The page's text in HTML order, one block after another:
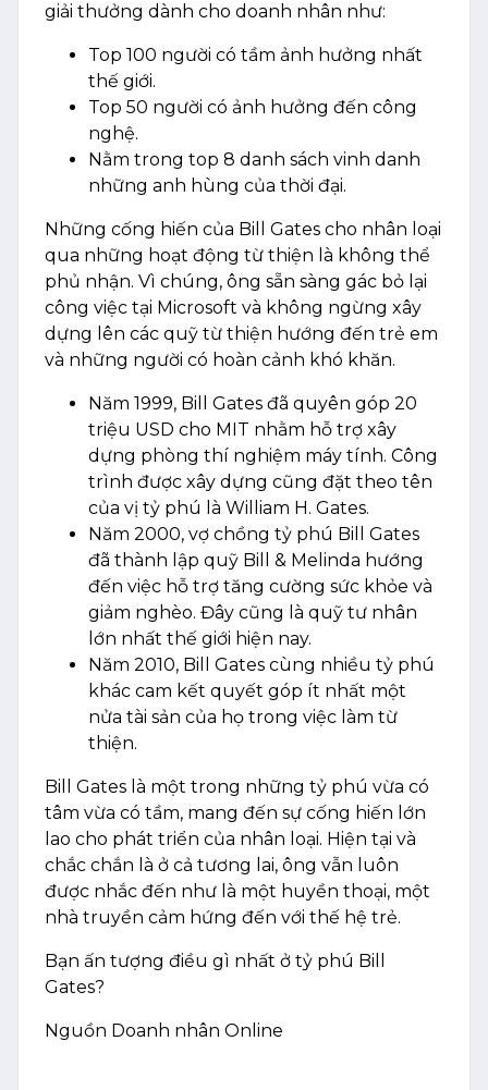
giải thưởng dành cho doanh nhân như:
Top 100 người có tầm ảnh hưởng nhất
thế giới.
Top 50 người có ảnh hưởng đến công
nghệ.
Nằm trong top 8 danh sách vinh danh
những anh hùng của thời đại.
Những cống hiến của Bill Gates cho nhân loại
qua những hoạt động từ thiện là không thể
phủ nhận. Vì chúng, ông sẵn sàng gác bỏ lại
công việc tại Microsoft và không ngừng xây
dựng lên các quỹ từ thiện hướng đến trẻ em
và những người có hoàn cảnh khó khăn.
Năm 1999, Bill Gates đã quyên góp 20
triệu USD cho MIT nhằm hỗ trợ xây
dựng phòng thí nghiệm máy tính. Công
trình được xây dựng cũng đặt theo tên
của vị tỷ phú là William H. Gates.
Năm 2000, vợ chồng tỷ phú Bill Gates
đã thành lập quỹ Bill & Melinda hướng
đến việc hỗ trợ tăng cường sức khỏe và
giảm nghèo. Đây cũng là quỹ tư nhân
lớn nhất thế giới hiện nay.
Năm 2010, Bill Gates cùng nhiều tỷ phú
khác cam kết quyết góp ít nhất một
nửa tài sản của họ trong việc làm từ
thiện.
Bill Gates là một trong những tỷ phú vừa có
tâm vừa có tầm, mang đến sự cống hiến lớn
lao cho phát triển của nhân loại. Hiện tại và
chắc chắn là ở cả tương lai, ông vẫn luôn
được nhắc đến như là một huyền thoại, một
nhà truyền cảm hứng đến với thế hệ trẻ.
Bạn ấn tượng điều gì nhất ở tỷ phú Bill
Gates?
Nguồn Doanh nhân Online